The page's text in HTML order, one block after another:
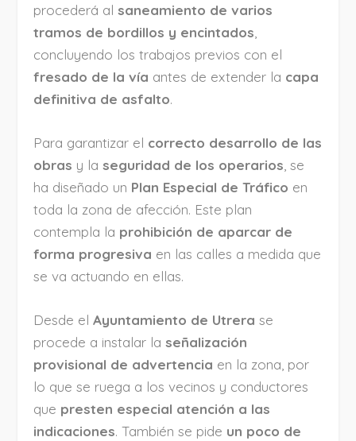
procederá alsaneamiento de varios
tramos de bordillos y encintados
concluyendo los trabajos previos con el
fresado de la vía antes de extender la capa
definitiva de asfalto.
Para garantizar el correcto desarrollo de las
obras y laseguridad de los operarios , se
ha diseñado un Plan Especial de Tráfico en
toda la zona de afección. Este plan
contempla la prohibición de aparcar de
forma progresiva en las calles a medida que
se va actuando en ellas.
Desde elAyuntamiento de Utrera se
procede a instalar laseñalización
provisional de advertencia en la zona, por
lo que se ruega a los vecinos y conductores
que presten especial atención a las
indicaciones. También se pide un poco de